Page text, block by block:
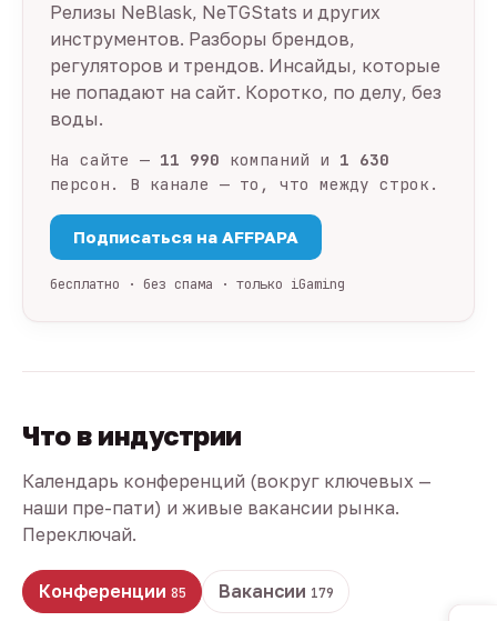
Релизы NeBlask, NeTGStats и других
инструментов. Разборы брендов,
регуляторов и трендов. Инсайды, которые
не попадают на сайт. Коротко, по делу, без
воды.
На сайте — 11 990 компаний и 1 630
персон. В канале — то, что между строк.
Подписаться на AFFPAPA
бесплатно · без спама · только iGaming
Что в индустрии
Календарь конференций (вокруг ключевых —
наши пре-пати) и живые вакансии рынка.
Переключай.
Конференции 85 Вакансии 179